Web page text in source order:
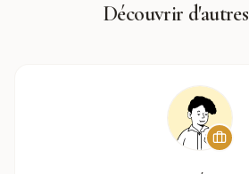
Découvrir d'autres